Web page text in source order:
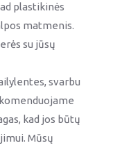
plastikinės
matmenis.
su jūsų
svarbu
kad jos būtų
Mūsų